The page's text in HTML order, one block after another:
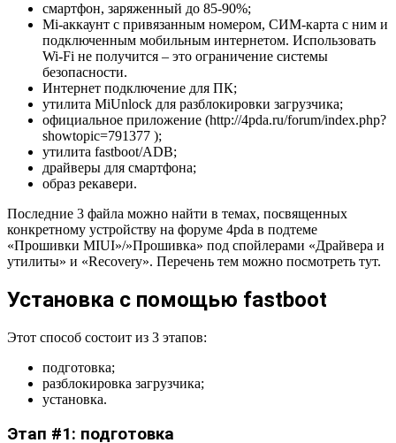
смартфон, заряженный до 85-90%;
Mi-аккаунт с привязанным номером, СИМ-карта с ним и
подключенным мобильным интернетом. Использовать
Wi-Fi не получится – это ограничение системы
безопасности.
Интернет подключение для ПК;
утилита MiUnlock для разблокировки загрузчика;
официальное приложение (http://4pda.ru/forum/index.php?
showtopic=791377 );
утилита fastboot/ADB;
драйверы для смартфона;
образ рекавери.
Последние 3 файла можно найти в темах, посвященных
конкретному устройству на форуме 4pda в подтеме
«Прошивки MIUI»/»Прошивка» под спойлерами «Драйвера и
утилиты» и «Recovery». Перечень тем можно посмотреть тут.
Установка с помощью fastboot
Этот способ состоит из 3 этапов:
подготовка;
разблокировка загрузчика;
установка.
Этап #1: подготовка